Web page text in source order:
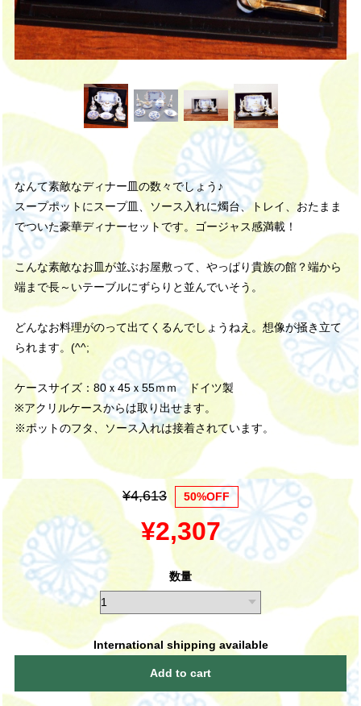
なんて素敵なディナー皿の数々でしょう♪
スープポットにスープ皿、ソース入れに燭台、トレイ、おたまま
でついた豪華ディナーセットです。ゴージャス感満載！
こんな素敵なお皿が並ぶお屋敷って、やっぱり貴族の館？端から
端まで長～いテーブルにずらりと並んでいそう。
どんなお料理がのって出てくるんでしょうねえ。想像が掻き立て
られます。(^^;
ケースサイズ：80ｘ45ｘ55ｍｍ ドイツ製
※アクリルケースからは取り出せます。
※ポットのフタ、ソース入れは接着されています。
¥4,613 50%OFF
¥2,307
数量
International shipping available
Add to cart